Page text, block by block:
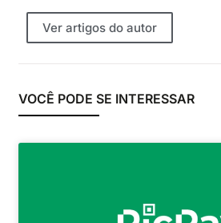
Ver artigos do autor
VOCÊ PODE SE INTERESSAR